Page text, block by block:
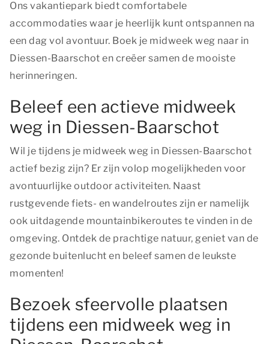
Ons vakantiepark biedt comfortabele
accommodaties waar je heerlijk kunt ontspannen na
een dag vol avontuur. Boek je midweek weg naar in
Diessen-Baarschot en creëer samen de mooiste
herinneringen.
Beleef een actieve midweek
weg in Diessen-Baarschot
Wil je tijdens je midweek weg in Diessen-Baarschot
actief bezig zijn? Er zijn volop mogelijkheden voor
avontuurlijke outdoor activiteiten. Naast
rustgevende fiets- en wandelroutes zijn er namelijk
ook uitdagende mountainbikeroutes te vinden in de
omgeving. Ontdek de prachtige natuur, geniet van de
gezonde buitenlucht en beleef samen de leukste
momenten!
Bezoek sfeervolle plaatsen
tijdens een midweek weg in